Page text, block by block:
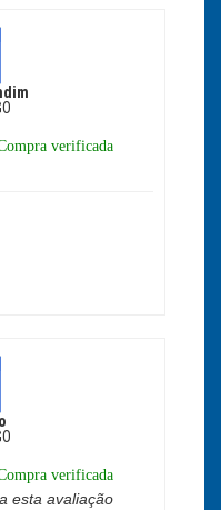
verificada
verificada
esta avaliação